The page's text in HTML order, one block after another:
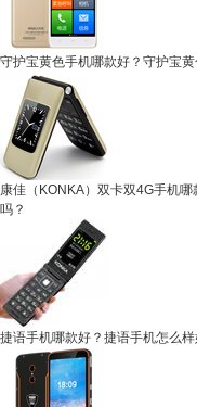
守护宝黄色手机哪款好？守护宝
康佳（KONKA）双卡双4G手机
吗？
捷语手机哪款好？捷语手机怎么样